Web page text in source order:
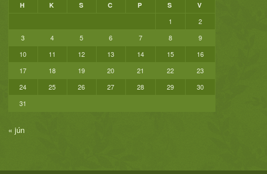
H K S C P S V
1
2
3
4 5 6 7 8
9
10
11 12 13 14 15
16
17
18 19 20 21 22
23
24
25 26 27 28 29
30
31
« jún